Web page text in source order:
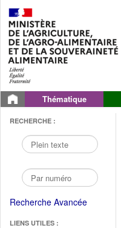
Thématique
RECHERCHE :
Recherche Avancée
LIENS UTILES :